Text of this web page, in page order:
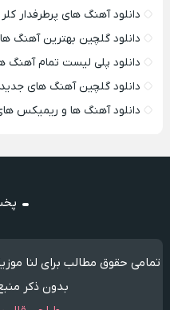
دانلود آهنگ های پرطرفدار
دانلود گلچین بهترین آهنگ
دانلود پلی لیست تمام آهنگ
دانلود گلچین آهنگ های
دانلود آهنگ ها و ریمیکس های
تمامی حقوق مطالب برای لنا
بدون ذکر